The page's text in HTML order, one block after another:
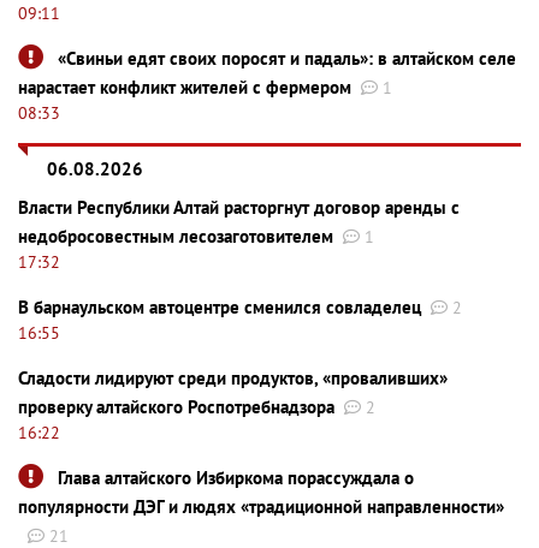
09:11
«Свиньи едят своих поросят и падаль»: в алтайском селе
нарастает конфликт жителей с фермером
1
08:33
06.08.2026
Власти Республики Алтай расторгнут договор аренды с
недобросовестным лесозаготовителем
1
17:32
В барнаульском автоцентре сменился совладелец
2
16:55
Сладости лидируют среди продуктов, «проваливших»
проверку алтайского Роспотребнадзора
2
16:22
Глава алтайского Избиркома порассуждала о
популярности ДЭГ и людях «традиционной направленности»
21